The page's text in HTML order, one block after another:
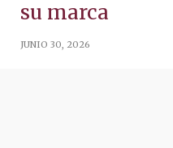
su marca
JUNIO 30, 2026